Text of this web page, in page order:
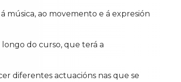
música, ao movemento e á expresión
longo do curso, que terá a
diferentes actuacións nas que se